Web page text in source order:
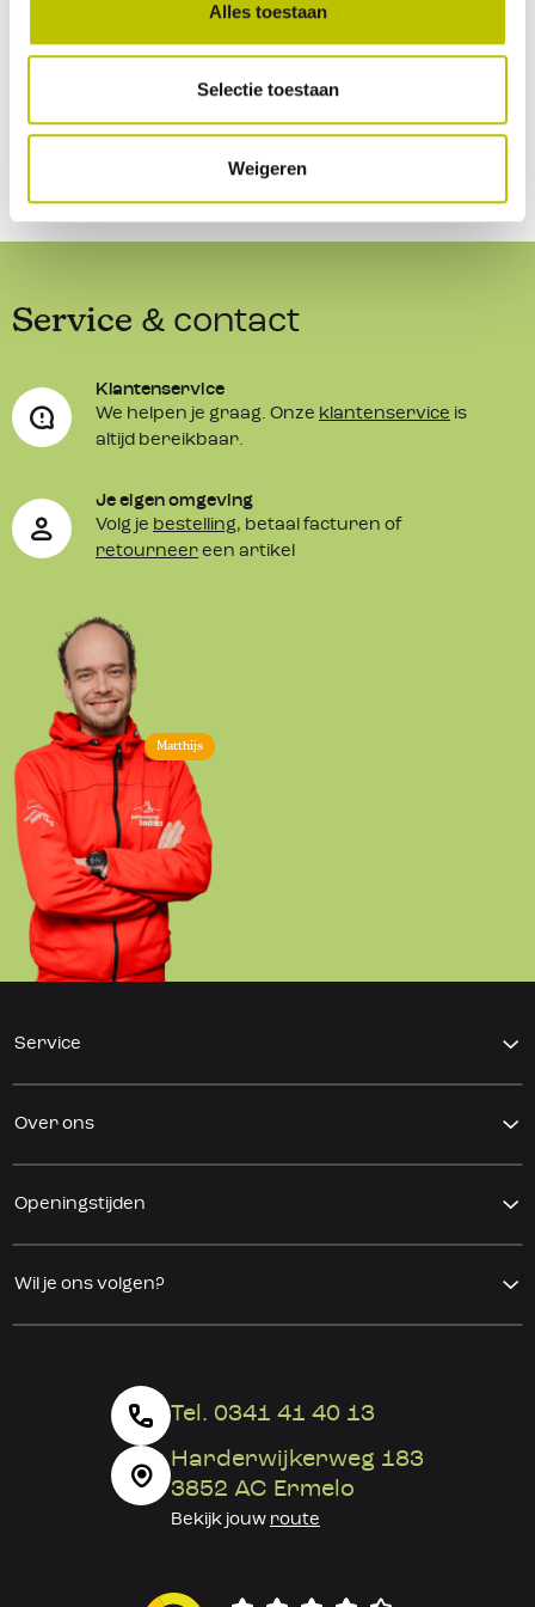
Alles toestaan
Selectie toestaan
Weigeren
de beker open gaat of het volume minder wordt verkort
dit ook de isolatietijd. Verwarm of koel de beker ten minste
een half uur van te voren door kokend of ijskoud water in
de beker te doen. Vervolgens doe je de warme of koude
drank in de thermosbeker. Zo maak je optimaal gebruik
** De levenslange garantie van Stanley geld niet op deukjes
het RVS materiaal.
Geen beoordelingen gevonden. Deel als eerste je
inzichten.
Matthijs
Service & contact
Klantenservice
We helpen je graag. Onze klantenservice is
altijd bereikbaar.
Je eigen omgeving
Volg je bestelling, betaal facturen of
retourneer een artikel
Service
Over ons
Openingstijden
Wil je ons volgen?
Tel. 0341 41 40 13
Harderwijkerweg 183
3852 AC Ermelo
Bekijk jouw route